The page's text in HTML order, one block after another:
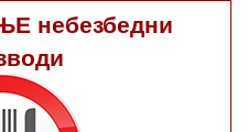
небезбедни